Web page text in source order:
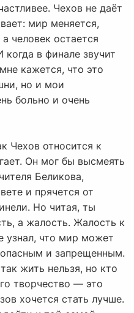
Чехов не даёт
мир меняется,
человек остается
в финале звучит
кажется, что это
но и мои
больно и очень
Чехов относится к
Он мог бы высмеять
Беликова,
и прячется от
Но читая, ты
а жалость. Жалость к
узнал, что мир может
и запрещенным.
жить нельзя, но кто
творчество — это
хочется стать лучше.